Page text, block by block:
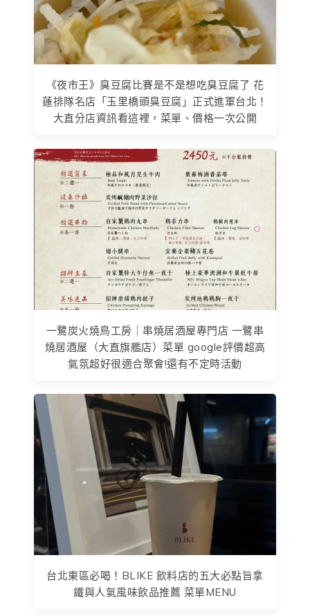
《夜市王》臭豆腐比賽是不是想吃臭豆腐了 花
蓮排隊名店「玉里橋頭臭豆腐」正式進軍台北！
大直分店資訊看這裡，菜單、價格一次公開
一鷺炭火燒鳥工房｜串燒居酒屋專門店 一鷺串
燒居酒屋（大直旗艦店）菜單 google評價超高
氣氛超好很適合聚會!還有不定時活動
台北東區必喝！BLIKE 飲料店的五大必點旨拿
鐵與人氣風味飲品推薦 菜單MENU